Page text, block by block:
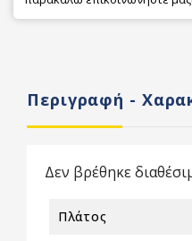
Περιγραφή -
Δεν βρέθηκε
Πλάτος